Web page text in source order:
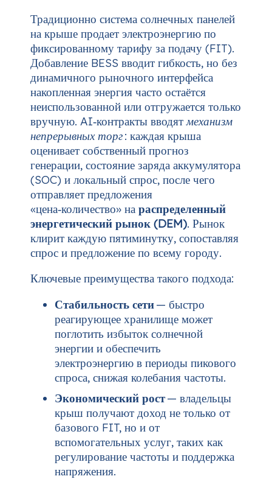
Традиционно система солнечных панелей
на крыше продает электроэнергию по
фиксированному тарифу за подачу (FIT).
Добавление BESS вводит гибкость, но без
динамичного рыночного интерфейса
накопленная энергия часто остаётся
неиспользованной или отгружается только
вручную. AI‑контракты вводятмеханизм
непрерывных торг: каждая крыша
оценивает собственный прогноз
генерации, состояние заряда аккумулятора
(SOC) и локальный спрос, после чего
отправляет предложения
«цена‑количество» на распределенный
энергетический рынок (DEM). Рынок
клирит каждую пятиминутку, сопоставляя
спрос и предложение по всему городу.
Ключевые преимущества такого подхода:
Стабильность сети— быстро
реагирующее хранилище может
поглотить избыток солнечной
энергии и обеспечить
электроэнергию в периоды пикового
спроса, снижая колебания частоты.
Экономический рост— владельцы
крыш получают доход не только от
базового FIT, но и от
вспомогательных услуг, таких как
регулирование частоты и поддержка
напряжения.